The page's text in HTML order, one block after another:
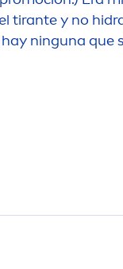
tirante y no
ninguna que